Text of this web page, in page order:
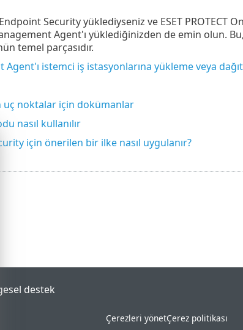
Endpoint Security yüklediyseniz ve ESET
Agent'ı yüklediğinizden de emin olun.
temel parçasıdır.
Agent'ı istemci iş istasyonlarına yükleme veya
uç noktalar için dokümanlar
nasıl kullanılır
için önerilen bir ilke nasıl uygulanır?
destek
Çerezleri yönetÇerez politikası